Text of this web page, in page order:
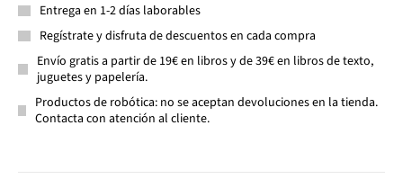
Entrega en 1-2 días laborables
Regístrate y disfruta de descuentos en cada compra
Envío gratis a partir de 19€ en libros y de 39€ en libros de texto,
juguetes y papelería.
Productos de robótica: no se aceptan devoluciones en la tienda.
Contacta con atención al cliente.